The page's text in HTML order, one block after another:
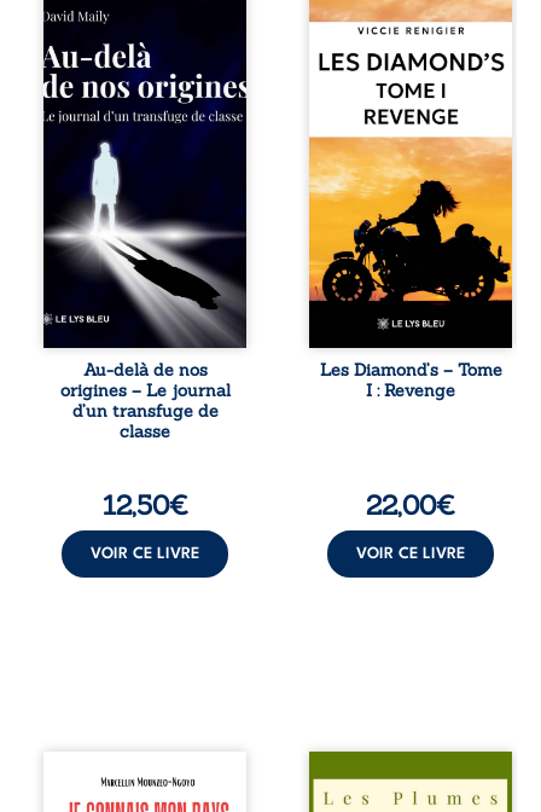
Né dans un milieu
populaire où la
violence et les
fractures
familiales tenaient
lieu de destin,
rupture. Très tôt,
l’école et les livres
deviennent ses
armes de survie, le
moteur d’une
lente ascension
sociale. S’arracher
à ses racines
exige pourtant un
prix invisible. Pris
entre deux
mondes, l’homme
réalise que les
succès
professionnels ne
Au-delà de nos
origines – Le journal
d’un transfuge de
classe
12,50€
VOIR CE LIVRE
Revenge est à la
tête des
Diamond’s, un clan
de motards aussi
réputé et respecté
que redouté dans
tout le pays. Rien
ne la prédestinait
à cette vie, mais
les épreuves ont
forgé une femme
dure, inaccessible
et résolue à ne
jamais dévoiler
ses faiblesses,
jusqu’à ce que le
croise sa route.
Chef d’une famille
de Nomads, Juan
Les Diamond’s – Tome
I : Revenge
22,00€
VOIR CE LIVRE
Je connais mon
pays se présente
Trois récits, trois
existences saisies